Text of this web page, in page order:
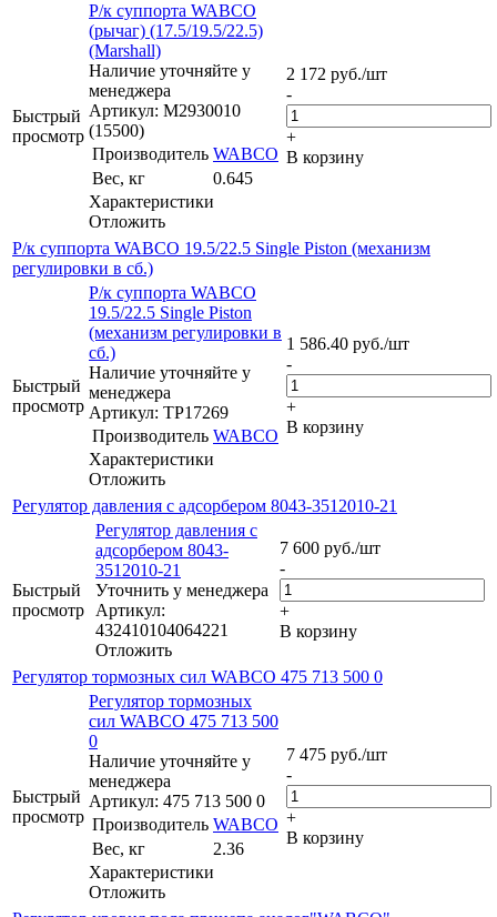
Быстрый
просмотр
Р/к суппорта WABCO
(рычаг) (17.5/19.5/22.5)
(Marshall)
Наличие уточняйте у
менеджера
Артикул: M2930010
(15500)
Производитель WABCO
Вес, кг
0.645
Характеристики
Отложить
2 172 руб./шт
-
+
В корзину
Р/к суппорта WABCO 19.5/22.5 Single Piston (механизм
регулировки в сб.)
Быстрый
просмотр
Р/к суппорта WABCO
19.5/22.5 Single Piston
(механизм регулировки в
сб.)
Наличие уточняйте у
менеджера
Артикул: TP17269
Производитель WABCO
Характеристики
Отложить
1 586.40 руб./шт
-
+
В корзину
Регулятор давления с адсорбером 8043-3512010-21
Быстрый
просмотр
Регулятор давления с
адсорбером 8043-
3512010-21
Уточнить у менеджера
Артикул:
432410104064221
Отложить
7 600 руб./шт
-
+
В корзину
Регулятор тормозных сил WABCO 475 713 500 0
Быстрый
просмотр
Регулятор тормозных
сил WABCO 475 713 500
0
Наличие уточняйте у
менеджера
Артикул: 475 713 500 0
Производитель WABCO
Вес, кг
2.36
Характеристики
Отложить
7 475 руб./шт
-
+
В корзину